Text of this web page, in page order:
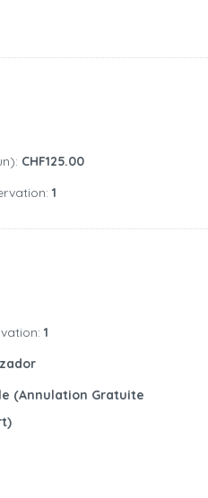
CHF125.00
1
1
(annulation Gratuite